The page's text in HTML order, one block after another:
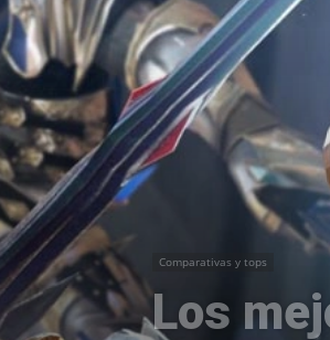
Comparativas y tops
Los